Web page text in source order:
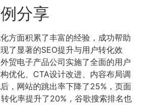
分享
方面积累了丰富的经验，成功帮助
了显著的SEO提升与用户转化效
贸电子产品公司实施了全面的用户
优化、CTA设计改进、内容布局调
，网站的跳出率下降了25%，页面
化率提升了20%，谷歌搜索排名也